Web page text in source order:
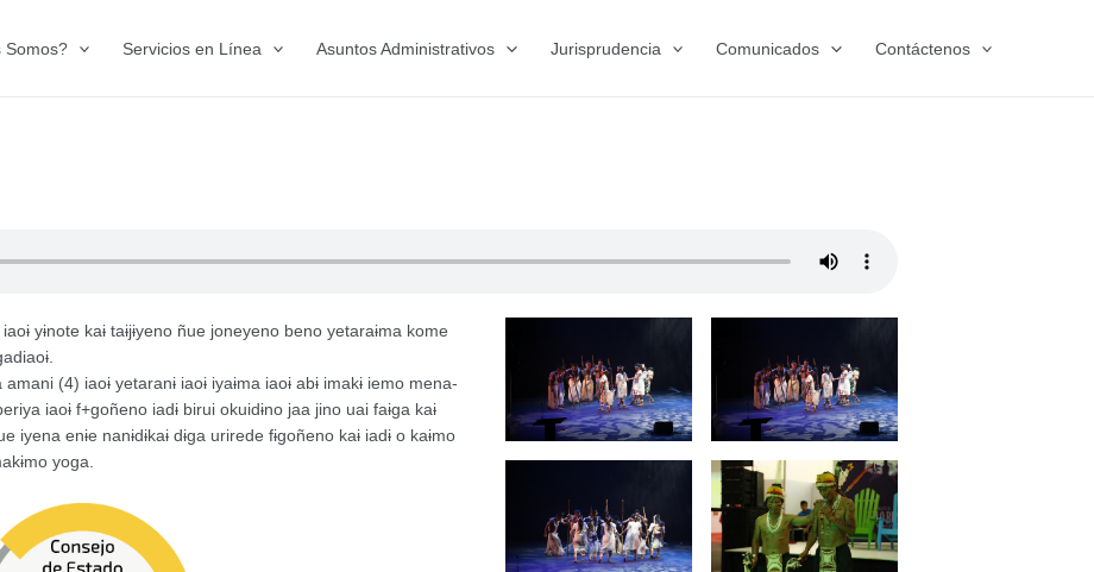
Somos? Servicios en Línea Asuntos Administrativos Jurisprudencia Comunicados Contáctenos
yɨnote kaɨ taɨjɨyeno ñue joneyeno beno yetaraɨma kome
(4) iaoɨ yetaranɨ iaoɨ iyaɨma iaoɨ abɨ imakɨ iemo mena-
iaoɨ f+goñeno iadɨ birui okuidɨno jaa jino uai faɨga kaɨ
iyena enɨe nanɨdɨkaɨ dɨga urirede fɨgoñeno kaɨ iadɨ o kaɨmo
yoga.